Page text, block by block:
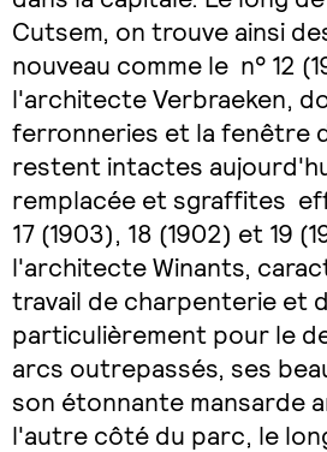
Cutsem, on trouve ainsi
nouveau comme le n° 12
l'architecte Verbraeken,
ferronneries et la fenêtre
restent intactes
remplacée et sgraffites
17 (1903), 18 (1902) et 19
l'architecte Winants,
travail de charpenterie et
particulièrement pour le
arcs outrepassés, ses
son étonnante mansarde
l'autre côté du parc, le